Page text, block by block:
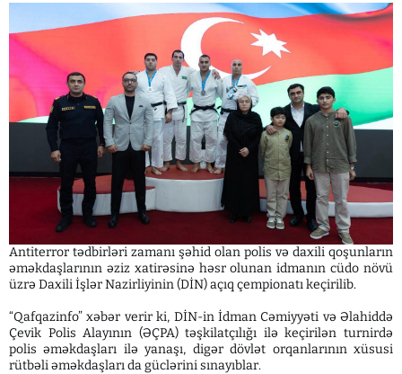
Antiterror tədbirləri zamanı şəhid olan polis və daxili qoşunların
əməkdaşlarının əziz xatirəsinə həsr olunan idmanın cüdo növü
üzrə Daxili İşlər Nazirliyinin (DİN) açıq çempionatı keçirilib.
“Qafqazinfo” xəbər verir ki, DİN-in İdman Cəmiyyəti və Əlahiddə
Çevik Polis Alayının (ƏÇPA) təşkilatçılığı ilə keçirilən turnirdə
polis əməkdaşları ilə yanaşı, digər dövlət orqanlarının xüsusi
rütbəli əməkdaşları da güclərini sınayıblar.